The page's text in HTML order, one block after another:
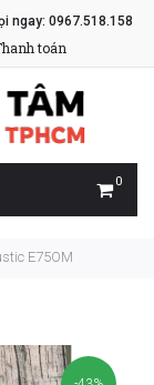
ngay: 0967.518.158
toán
0
E75OM